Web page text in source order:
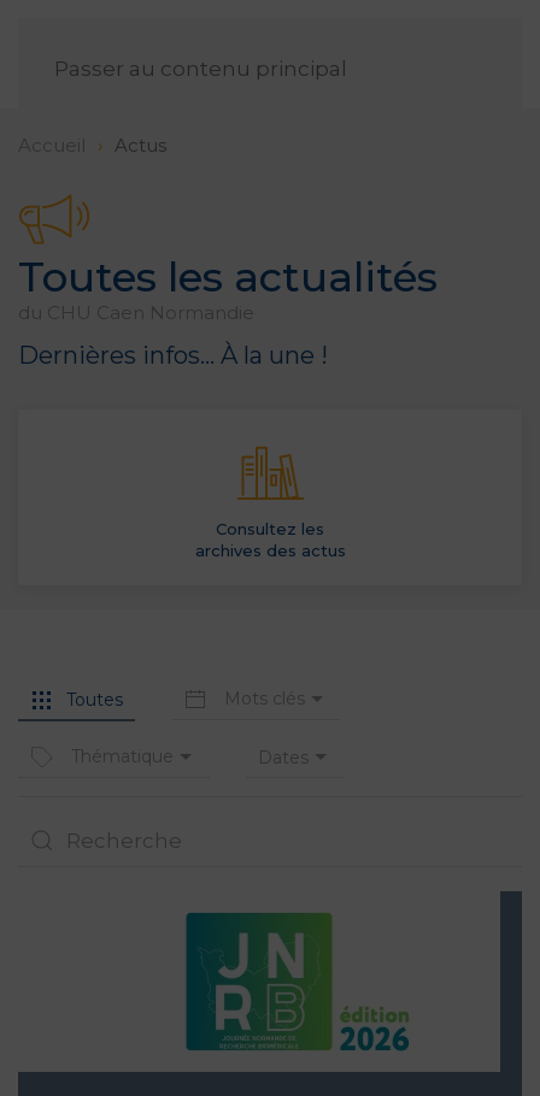
Passer au contenu principal
Accueil Actus
Toutes les actualités
du CHU Caen Normandie
Dernières infos… À la une !
Consultez les
archives des actus
Toutes Mots clés
Thématique Dates